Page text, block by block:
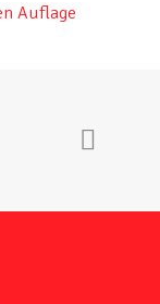
Auflage